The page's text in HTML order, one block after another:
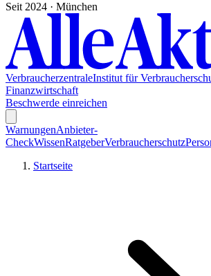
Seit 2024 · München
VerbraucherzentraleInstitut für
Finanzwirtschaft
Beschwerde einreichen
WarnungenAnbieter-
CheckWissenRatgeberVerbraucherschutz
Startseite